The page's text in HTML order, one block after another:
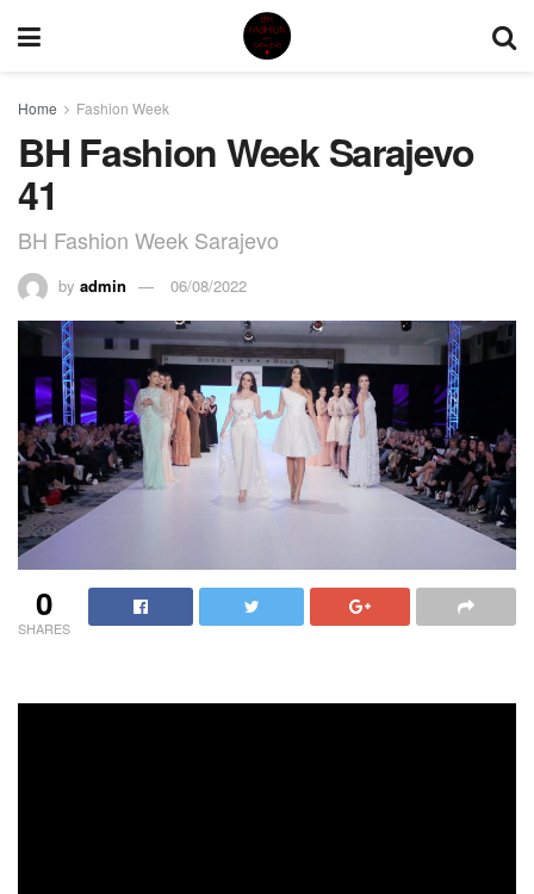
Home Fashion Week
BH Fashion Week Sarajevo
41
BH Fashion Week Sarajevo
by admin 06/08/2022
0
SHARES